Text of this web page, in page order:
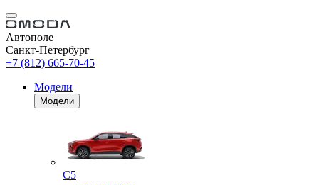
Автополе
Санкт-Петербург
+7 (812) 665-70-45
Модели
Модели
C5